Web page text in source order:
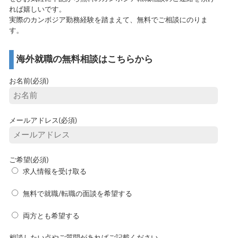
れば嬉しいです。
実際のカンボジア勤務経験を踏まえて、無料でご相談にのりま
す。
海外就職の無料相談はこちらから
お名前(必須)
メールアドレス(必須)
ご希望(必須)
求人情報を受け取る
無料で就職/転職の面談を希望する
両方とも希望する